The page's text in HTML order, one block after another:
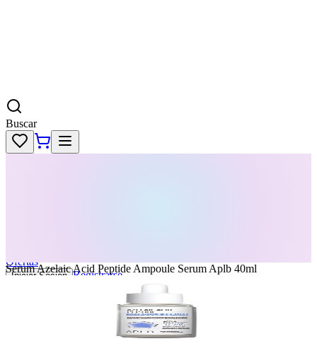
Buscar
Ofertas
Iniciar Sesion Registrarse
Serum Azelaic Acid Peptide Ampoule Serum Aplb 40ml